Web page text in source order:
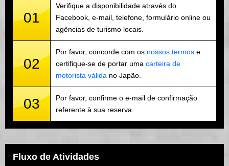
01
Verifique a disponibilidade através do
Facebook, e-mail, telefone, formulário online ou
agências de turismo locais.
02
Por favor, concorde com os nossos termos e
certifique-se de portar uma carteira de
motorista válida no Japão.
03
Por favor, confirme o e-mail de confirmação
referente à sua reserva.
Fluxo de Atividades